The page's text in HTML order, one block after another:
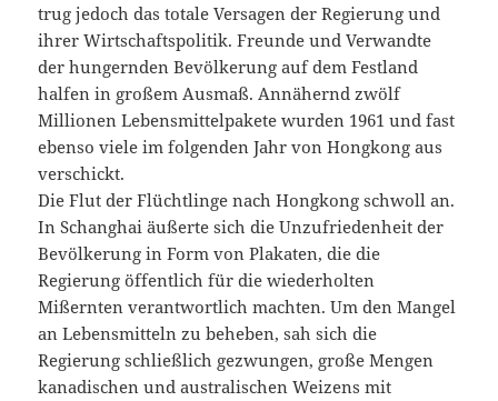
trug jedoch das totale Versagen der Regierung und
ihrer Wirtschaftspolitik. Freunde und Verwandte
der hungernden Bevölkerung auf dem Festland
halfen in großem Ausmaß. Annähernd zwölf
Millionen Lebensmittelpakete wurden 1961 und fast
ebenso viele im folgenden Jahr von Hongkong aus
verschickt.
Die Flut der Flüchtlinge nach Hongkong schwoll an.
In Schanghai äußerte sich die Unzufriedenheit der
Bevölkerung in Form von Plakaten, die die
Regierung öffentlich für die wiederholten
Mißernten verantwortlich machten. Um den Mangel
an Lebensmitteln zu beheben, sah sich die
Regierung schließlich gezwungen, große Mengen
kanadischen und australischen Weizens mit